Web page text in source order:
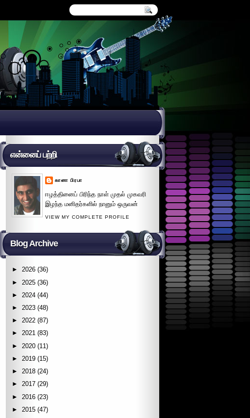
என்னைப் பற்றி
கானா பிரபா
ஈழத்தினைப் பிரிந்த நாள் முதல் முகவரி
இழந்த மனிதர்களில் நானும் ஒருவன்
VIEW MY COMPLETE PROFILE
Blog Archive
► 2026 (36)
► 2025 (36)
► 2024 (44)
► 2023 (48)
► 2022 (87)
► 2021 (83)
► 2020 (11)
► 2019 (15)
► 2018 (24)
► 2017 (29)
► 2016 (23)
► 2015 (47)